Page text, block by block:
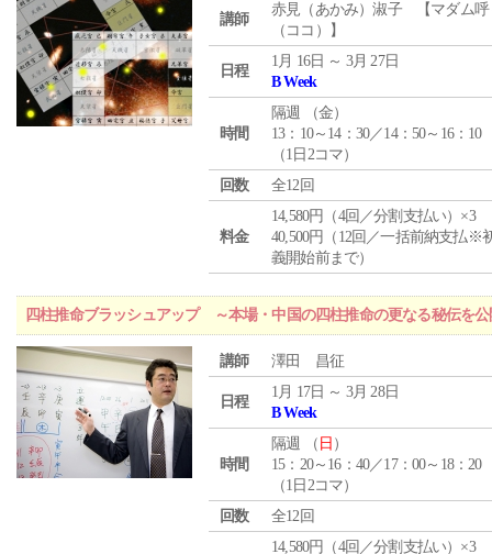
講師
赤見（あかみ）淑子 【マダム呼
（ココ）】
日程
1月 16日 ～ 3月 27日
B Week
時間
隔週 （金）
13：10～14：30／14：50～16：10
（1日2コマ）
回数
全12回
料金
14,580円（4回／分割支払い）×3
40,500円（12回／一括前納支払※
義開始前まで）
四柱推命ブラッシュアップ ～本場・中国の四柱推命の更なる秘伝を
講師 澤田 昌征
日程
1月 17日 ～ 3月 28日
B Week
時間
隔週 （ 日 ）
15：20～16：40／17：00～18：20
（1日2コマ）
回数
全12回
14,580円（4回／分割支払い）×3